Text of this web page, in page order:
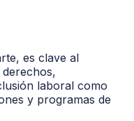
es clave al
laboral como
y programas de